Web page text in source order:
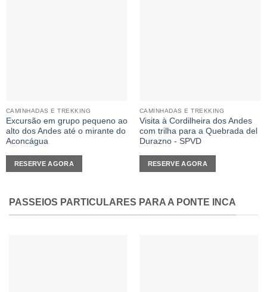
CAMINHADAS E TREKKING
Excursão em grupo pequeno ao
alto dos Andes até o mirante do
Aconcágua
RESERVE AGORA
CAMINHADAS E TREKKING
Visita à Cordilheira dos Andes
com trilha para a Quebrada del
Durazno - SPVD
RESERVE AGORA
PASSEIOS PARTICULARES PARA A PONTE INCA